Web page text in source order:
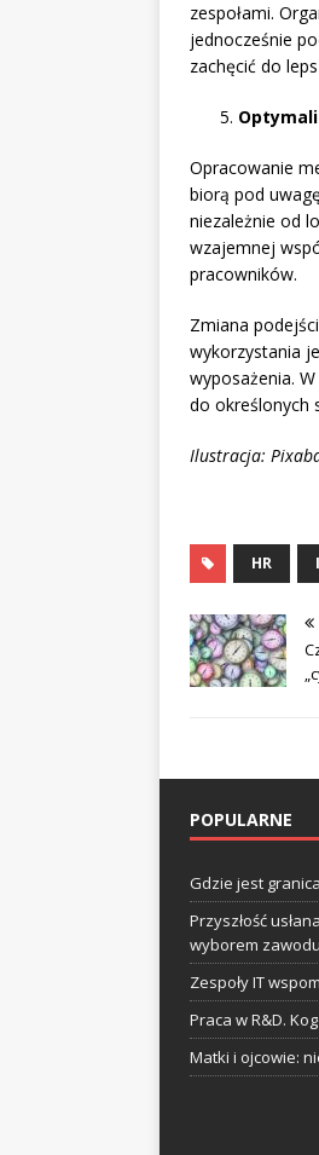
zespołami.
jednocześnie
zachęcić do
Opracowanie
biorą pod
niezależnie od
wzajemnej
pracowników.
Zmiana
wykorzystania
wyposażenia.
do określonych
Ilustracja:
HR
POPULARNE
Gdzie jest
Przyszłość
wyborem zawodu
Zespoły IT
Praca w R&D.
Matki i ojcowie: